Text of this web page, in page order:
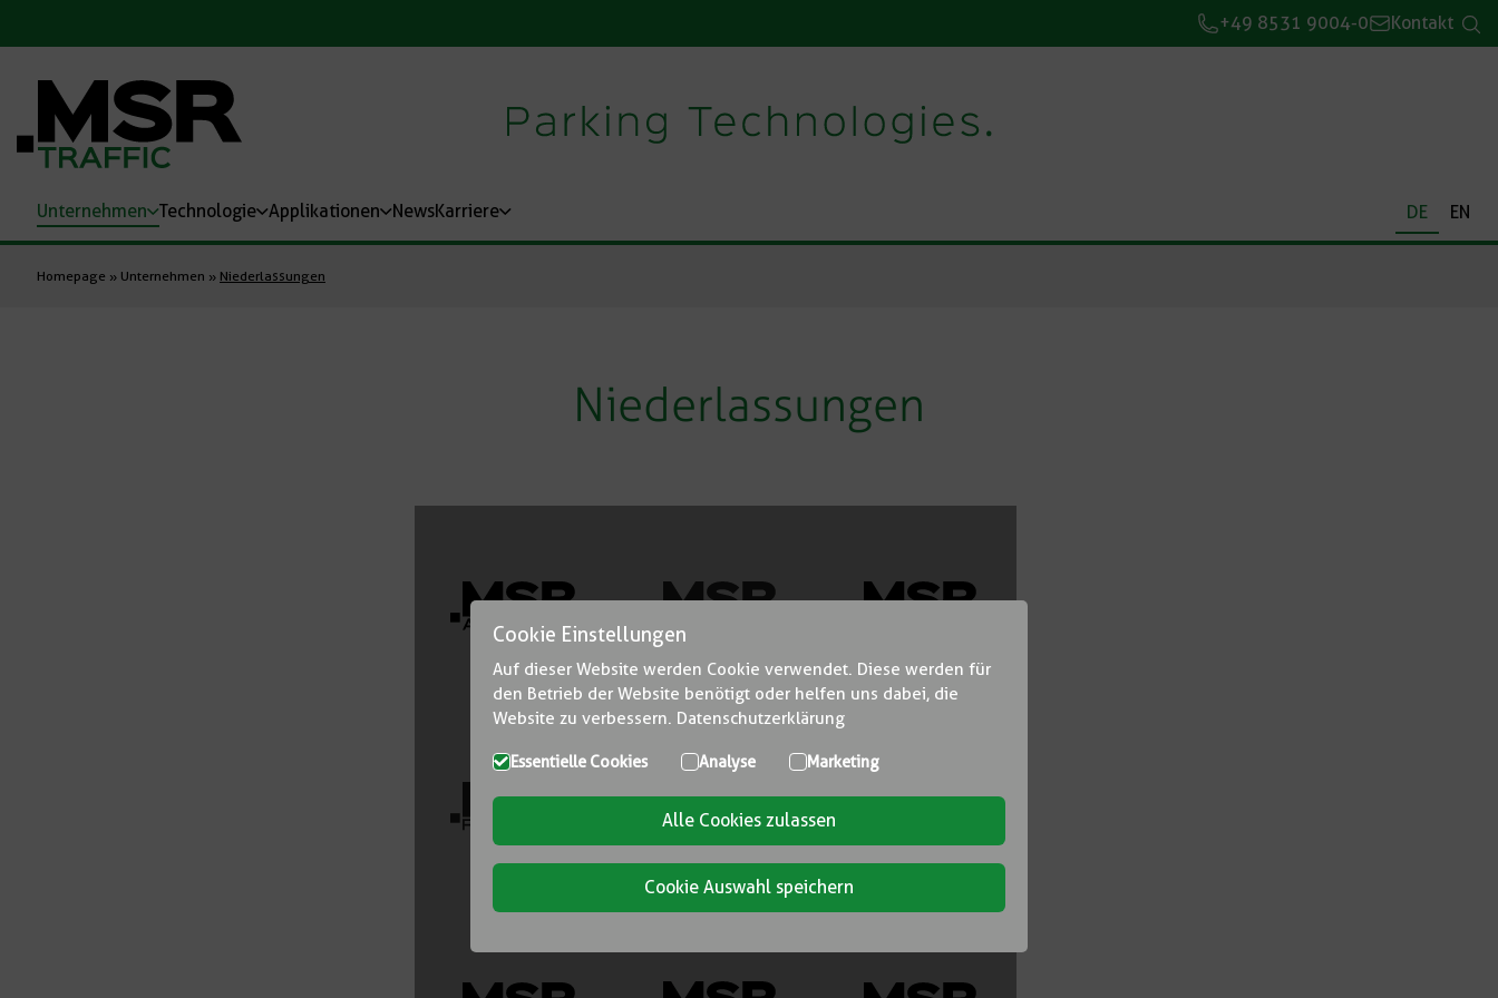
+49 8531 9004-0 Kontakt
Unternehmen Technologie Applikationen NewsKarriere DE EN
Homepage » Unternehmen » Niederlassungen
Niederlassungen
Cookie Einstellungen
Auf dieser Website werden Cookie verwendet. Diese werden für
den Betrieb der Website benötigt oder helfen uns dabei, die
Website zu verbessern. Datenschutzerklärung
Essentielle Cookies Analyse Marketing
Alle Cookies zulassen
Cookie Auswahl speichern